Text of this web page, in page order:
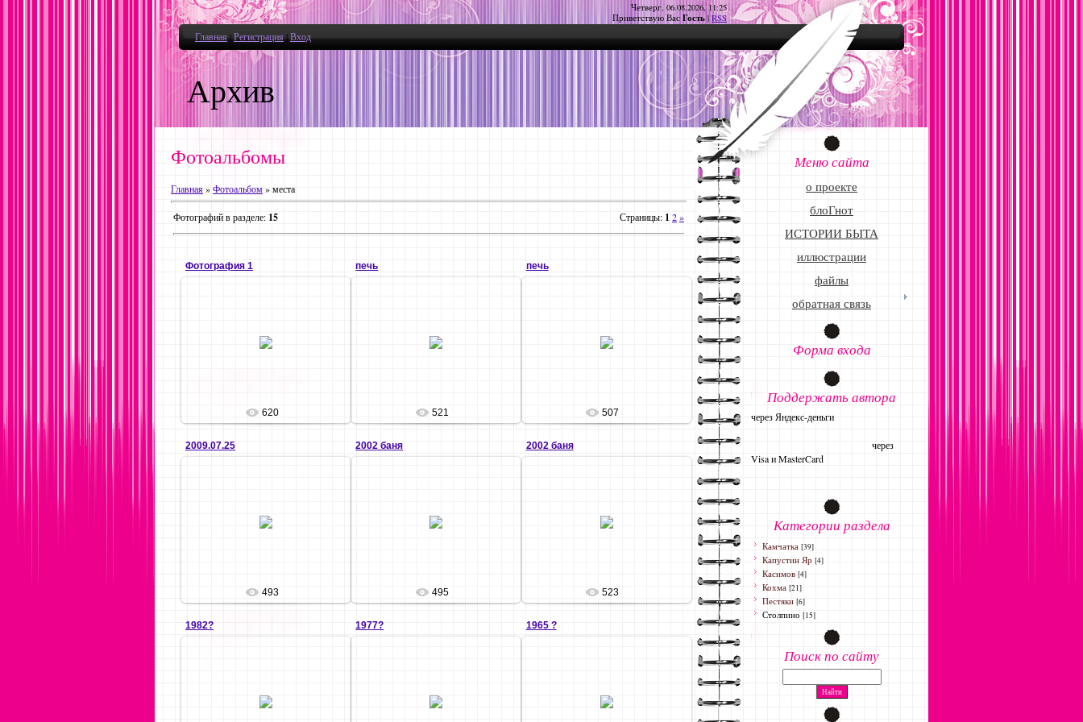
Четверг, 06.08.2026, 11:25
Приветствую Вас Гость | RSS
Архив
Главная|Регистрация|Вход
Фотоальбомы
Главная»Фотоальбом» места
Фотографий в разделе: 15 Страницы: 1 2»
Фотография 1
620
печь
521
печь
507
2009.07.25
493
2002 баня
495
2002 баня
523
1982? 1977? 1965 ?
Меню сайта
о проекте
блоГнот
ИСТОРИИ БЫТА
иллюстрации
файлы
обратная связь
Форма входа
Поддержать автора
через Яндекс-деньги
через
Visa и MasterCard
Категории раздела
Камчатка [39]
Капустин Яр [4]
Касимов [4]
Кохма [21]
Пестяки [6]
Столпино [15]
Поиск по сайту